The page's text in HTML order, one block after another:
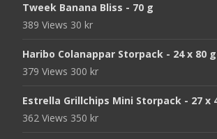
Tweek Banana Bliss - 70 g
389 Views 30 kr
Haribo Colanappar Storpack - 24 x 80 g
379 Views 300 kr
Estrella Grillchips Mini Storpack - 27 x
362 Views 350 kr